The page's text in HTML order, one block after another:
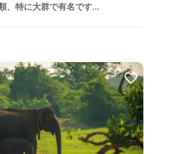
、特に大群で有名です…